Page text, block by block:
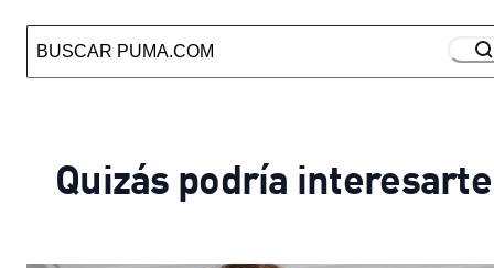
Quizás podría interesarte